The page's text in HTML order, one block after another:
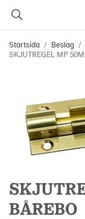
Startsida / Beslag /
SKJUTREGEL MP
BÅREBO